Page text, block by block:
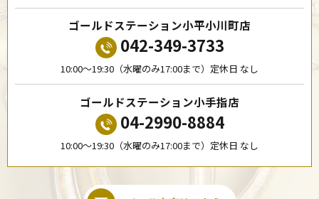
ゴールドステーション小平小川町店
042-349-3733
10:00〜19:30（水曜のみ17:00まで）定休日 なし
ゴールドステーション小手指店
04-2990-8884
10:00〜19:30（水曜のみ17:00まで）定休日 なし